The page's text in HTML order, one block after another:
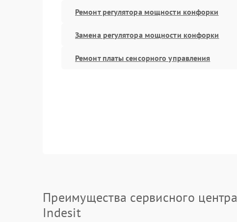
Ремонт регулятора мощности конфорки
Замена регулятора мощности конфорки
Ремонт платы сенсорного управления
Преимущества сервисного центра
Indesit